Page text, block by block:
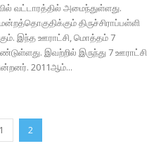
வட்டாரத்தில் அமைந்துள்ளது.
திருச்சிராப்பள்ளி
இந்த ஊராட்சி, மொத்தம் 7
இவற்றில் இருந்து 7 ஊராட்சி
2011ஆம்...
1 2